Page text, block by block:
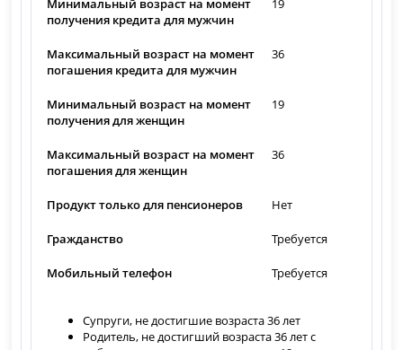
Минимальный возраст на момент
получения кредита для мужчин
19
Максимальный возраст на момент
погашения кредита для мужчин
36
Минимальный возраст на момент
получения для женщин
19
Максимальный возраст на момент
погашения для женщин
36
Продукт только для пенсионеров Нет
Гражданство Требуется
Мобильный телефон Требуется
Супруги, не достигшие возраста 36 лет
Родитель, не достигший возраста 36 лет с